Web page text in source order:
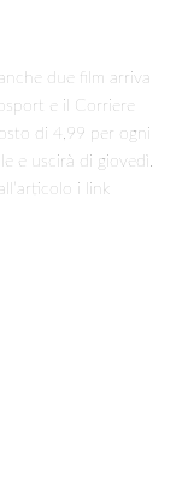
due film arriva
e il Corriere
di 4,99 per ogni
e uscirà di giovedì.
i link